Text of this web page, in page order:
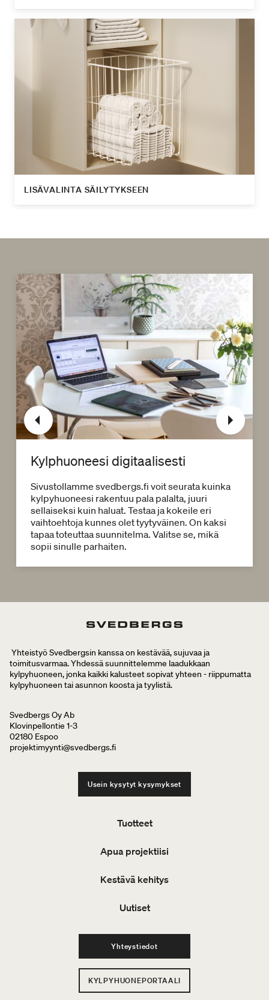
LISÄVALINTA SÄILYTYKSEEN
Kylphuoneesi digitaalisesti
Sivustollamme svedbergs.fi voit seurata kuinka
kylpyhuoneesi rakentuu pala palalta, juuri
sellaiseksi kuin haluat. Testaa ja kokeile eri
vaihtoehtoja kunnes olet tyytyväinen. On kaksi
tapaa toteuttaa suunnitelma. Valitse se, mikä
sopii sinulle parhaiten.
Yhteistyö Svedbergsin kanssa on kestävää, sujuvaa ja
toimitusvarmaa. Yhdessä suunnittelemme laadukkaan
kylpyhuoneen, jonka kaikki kalusteet sopivat yhteen - riippumatta
kylpyhuoneen tai asunnon koosta ja tyylistä.
Svedbergs Oy Ab
Klovinpellontie 1-3
02180 Espoo
projektimyynti@svedbergs.fi
Usein kysytyt kysymykset
Tuotteet
Apua projektiisi
Kestävä kehitys
Uutiset
Yhteystiedot
KYLPYHUONEPORTAALI